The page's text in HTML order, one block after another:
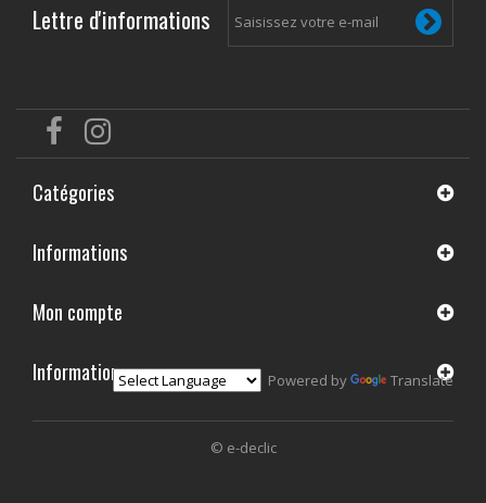
Lettre d'informations
Catégories
Informations
© e-declic
Mon compte
Informations Powered by Translate